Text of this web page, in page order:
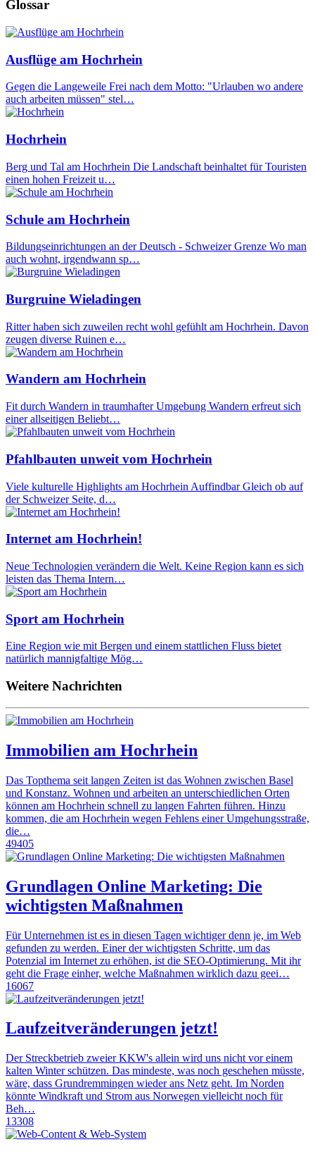
Glossar
Ausflüge am Hochrhein
Gegen die Langeweile Frei nach dem Motto: "Urlauben wo andere
auch arbeiten müssen" stel…
Hochrhein
Berg und Tal am Hochrhein Die Landschaft beinhaltet für Touristen
einen hohen Freizeit u…
Schule am Hochrhein
Bildungseinrichtungen an der Deutsch - Schweizer Grenze Wo man
auch wohnt, irgendwann sp…
Burgruine Wieladingen
Ritter haben sich zuweilen recht wohl gefühlt am Hochrhein. Davon
zeugen diverse Ruinen e…
Wandern am Hochrhein
Fit durch Wandern in traumhafter Umgebung Wandern erfreut sich
einer allseitigen Beliebt…
Pfahlbauten unweit vom Hochrhein
Viele kulturelle Highlights am Hochrhein Auffindbar Gleich ob auf
der Schweizer Seite, d…
Internet am Hochrhein!
Neue Technologien verändern die Welt. Keine Region kann es sich
leisten das Thema Intern…
Sport am Hochrhein
Eine Region wie mit Bergen und einem stattlichen Fluss bietet
natürlich mannigfaltige Mög…
Weitere Nachrichten
Immobilien am Hochrhein
Das Topthema seit langen Zeiten ist das Wohnen zwischen Basel
und Konstanz. Wohnen und arbeiten an unterschiedlichen Orten
können am Hochrhein schnell zu langen Fahrten führen. Hinzu
kommen, die am Hochrhein wegen Fehlens einer Umgehungsstraße,
die…
49405
Grundlagen Online Marketing: Die
wichtigsten Maßnahmen
Für Unternehmen ist es in diesen Tagen wichtiger denn je, im Web
gefunden zu werden. Einer der wichtigsten Schritte, um das
Potenzial im Internet zu erhöhen, ist die SEO-Optimierung. Mit ihr
geht die Frage einher, welche Maßnahmen wirklich dazu geei…
16067
Laufzeitveränderungen jetzt!
Der Streckbetrieb zweier KKW's allein wird uns nicht vor einem
kalten Winter schützen. Das mindeste, was noch geschehen müsste,
wäre, dass Grundremmingen wieder ans Netz geht. Im Norden
könnte Windkraft und Strom aus Norwegen vielleicht noch für
Beh…
13308